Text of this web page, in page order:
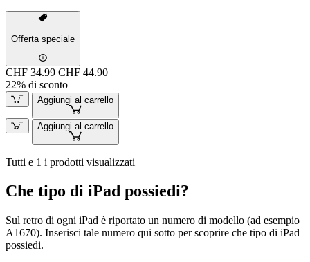
Offerta speciale
CHF 34.99 CHF 44.90
22% di sconto
Aggiungi al carrello
Aggiungi al carrello
Tutti e 1 i prodotti visualizzati
Che tipo di iPad possiedi?
Sul retro di ogni iPad è riportato un numero di modello (ad esempio
A1670). Inserisci tale numero qui sotto per scoprire che tipo di iPad
possiedi.